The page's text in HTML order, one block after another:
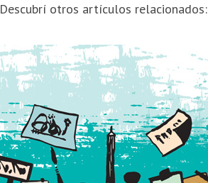
Descubrí otros artículos relacionados: